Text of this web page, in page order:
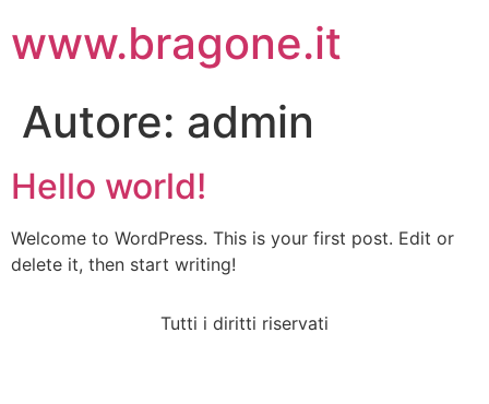
www.bragone.it
Autore: admin
Hello world!
Welcome to WordPress. This is your first post. Edit or
delete it, then start writing!
Tutti i diritti riservati